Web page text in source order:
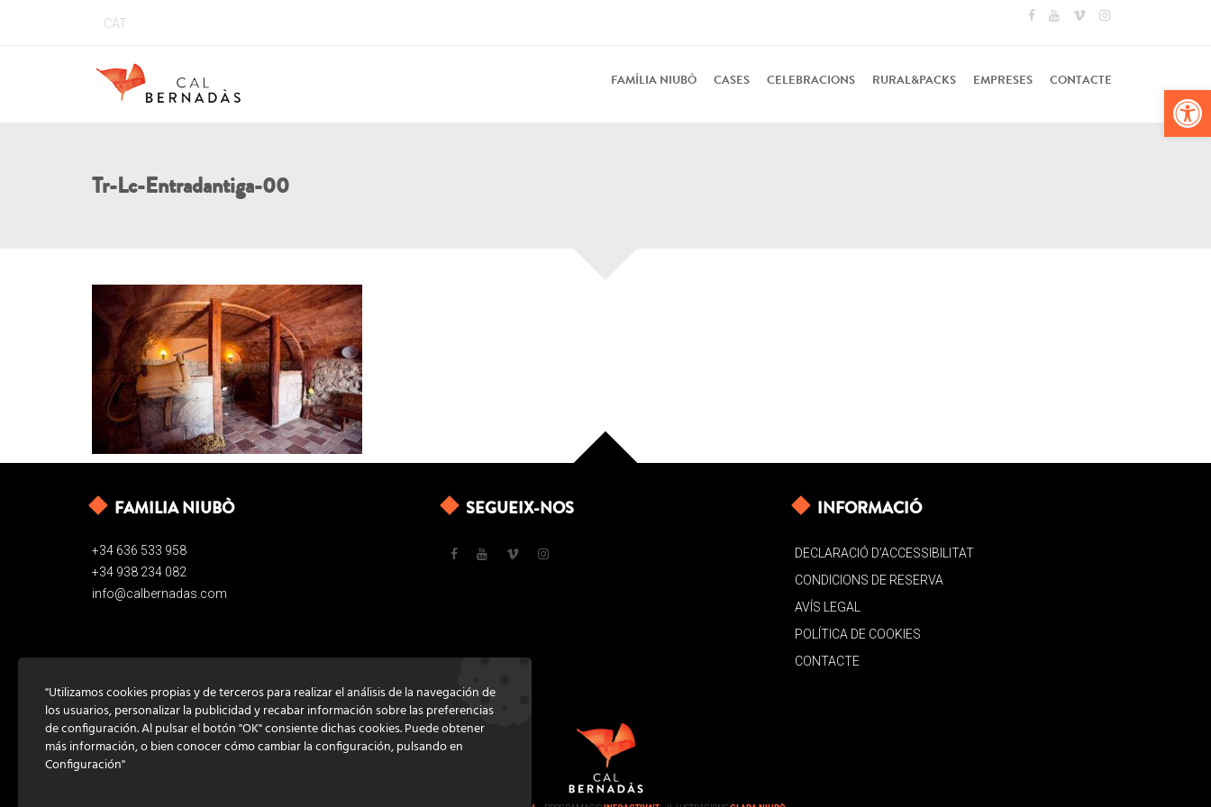
CAT
FAMÍLIA NIUBÒ CASES CELEBRACIONS RURAL&PACKS EMPRESES CONTACTE
Tr-Lc-Entradantiga-00
FAMILIA NIUBÒ
+34 636 533 958
+34 938 234 082
info@calbernadas.com
SEGUEIX-NOS INFORMACIÓ
DECLARACIÓ D’ACCESSIBILITAT
CONDICIONS DE RESERVA
AVÍS LEGAL
POLÍTICA DE COOKIES
CONTACTE
"Utilizamos cookies propias y de terceros para realizar el análisis de la navegación de
los usuarios, personalizar la publicidad y recabar información sobre las preferencias
de configuración. Al pulsar el botón "OK" consiente dichas cookies. Puede obtener
más información, o bien conocer cómo cambiar la configuración, pulsando en
Configuración"